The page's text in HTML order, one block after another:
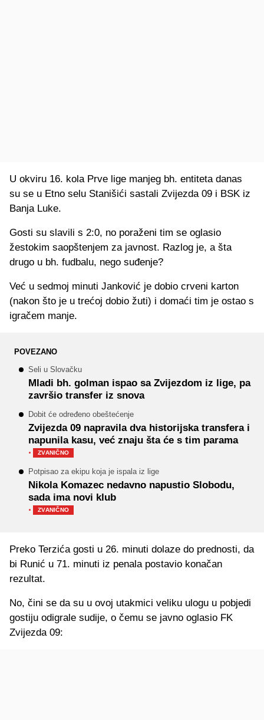
U okviru 16. kola Prve lige manjeg bh. entiteta danas
su se u Etno selu Stanišići sastali Zvijezda 09 i BSK iz
Banja Luke.
Gosti su slavili s 2:0, no poraženi tim se oglasio
žestokim saopštenjem za javnost. Razlog je, a šta
drugo u bh. fudbalu, nego suđenje?
Već u sedmoj minuti Janković je dobio crveni karton
(nakon što je u trećoj dobio žuti) i domaći tim je ostao s
igračem manje.
POVEZANO
Seli u Slovačku
Mladi bh. golman ispao sa Zvijezdom iz lige, pa
završio transfer iz snova
Dobit će određeno obeštećenje
Zvijezda 09 napravila dva historijska transfera i
napunila kasu, već znaju šta će s tim parama
· ZVANIČNO
Potpisao za ekipu koja je ispala iz lige
Nikola Komazec nedavno napustio Slobodu,
sada ima novi klub
· ZVANIČNO
Preko Terzića gosti u 26. minuti dolaze do prednosti, da
bi Runić u 71. minuti iz penala postavio konačan
rezultat.
No, čini se da su u ovoj utakmici veliku ulogu u pobjedi
gostiju odigrale sudije, o čemu se javno oglasio FK
Zvijezda 09: